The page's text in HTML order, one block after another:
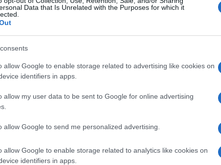
Data that Is Unrelated with the Purposes for which it
allow Google to enable storage related to advertising like cookies on
identifiers in apps.
allow my user data to be sent to Google for online advertising
allow Google to send me personalized advertising.
allow Google to enable storage related to analytics like cookies on
identifiers in apps.
da je blizu Hercegovine”
Rusije, pa je jedan ispitanik pokazao na
Baltiku.
na Austriju, a zatim upitao:
on a map of Europe? We asked them to try... 🇧🇦
♬ original sound - The Athletic FC